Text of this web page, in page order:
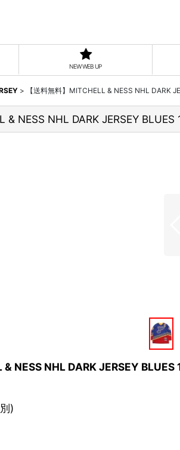
NEW WEB UP
> 【送料無料】MITCHELL & NESS NHL DARK
& NESS NHL DARK JERSEY
& NESS NHL DARK JERSEY
)